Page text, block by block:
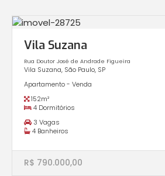
Vila Suzana
Rua Doutor José de Andrade Figueira
Vila Suzana, São Paulo, SP
Apartamento - Venda
152m²
4 Dormitórios
3 Vagas
4 Banheiros
R$ 790.000,00